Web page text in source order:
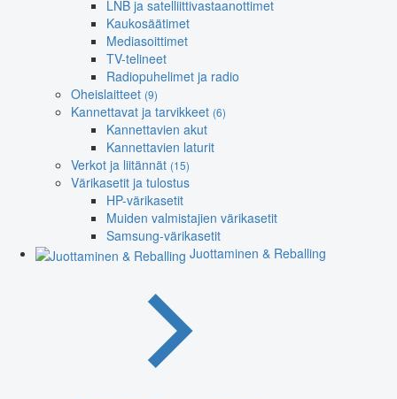
LNB ja satelliittivastaanottimet
Kaukosäätimet
Mediasoittimet
TV-telineet
Radiopuhelimet ja radio
Oheislaitteet (9)
Kannettavat ja tarvikkeet (6)
Kannettavien akut
Kannettavien laturit
Verkot ja liitännät (15)
Värikasetit ja tulostus
HP-värikasetit
Muiden valmistajien värikasetit
Samsung-värikasetit
Juottaminen & Reballing